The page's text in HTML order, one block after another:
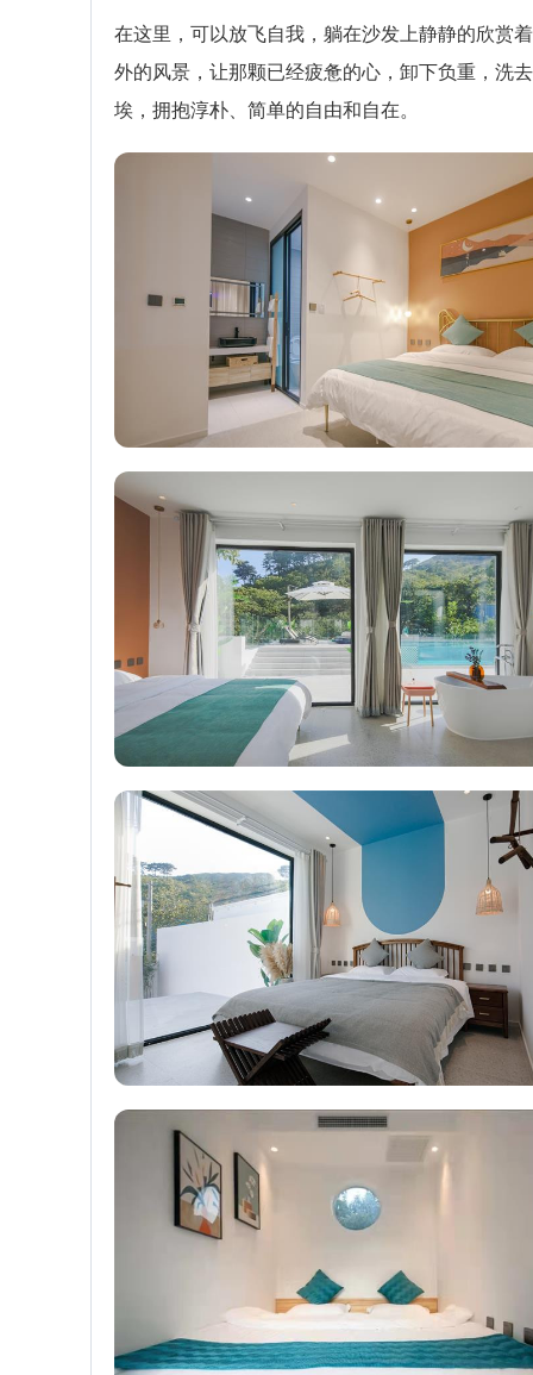
在这里，可以放飞自我，躺在沙发上静静的欣赏
外的风景，让那颗已经疲惫的心，卸下负重，洗
埃，拥抱淳朴、简单的自由和自在。